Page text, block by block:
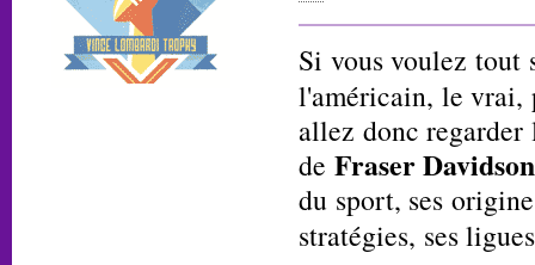
Si vous voulez tout
l'américain, le vrai,
allez donc regarder
de Fraser Davidson
du sport, ses
stratégies, ses